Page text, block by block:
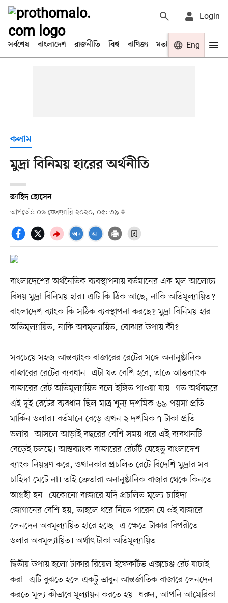
Login
সর্বশেষ বাংলাদেশ রাজনীতি বিশ্ব বাণিজ্য মতামত খেলা
Eng
কলাম
মুদ্রা বিনিময় হারের অর্থনীতি
জাহিদ হোসেন
আপডেট: ০৬ ফেব্রুয়ারি ২০২০, ০৫: ৩৯
বাংলাদেশের অর্থনৈতিক ব্যবস্থাপনায় বর্তমানের এক মূল আলোচ্য
বিষয় মুদ্রা বিনিময় হার। এটি কি ঠিক আছে, নাকি অতিমূল্যায়িত?
বাংলাদেশ ব্যাংক কি সঠিক ব্যবস্থাপনা করছে? মুদ্রা বিনিময় হার
অতিমূল্যায়িত, নাকি অবমূল্যায়িত, বোঝার উপায় কী?
সবচেয়ে সহজ আন্তব্যাংক বাজারের রেটের সঙ্গে অনানুষ্ঠানিক
বাজারের রেটের ব্যবধান। এটা যত বেশি হবে, তাতে আন্তব্যাংক
বাজারের রেট অতিমূল্যায়িত বলে ইঙ্গিত পাওয়া যায়। গত অর্থবছরে
এই দুই রেটের ব্যবধান ছিল মাত্র শূন্য দশমিক ৬৯ পয়সা প্রতি
মার্কিন ডলার। বর্তমানে বেড়ে এখন ২ দশমিক ৭ টাকা প্রতি
ডলার। আসলে আড়াই বছরের বেশি সময় ধরে এই ব্যবধানটি
বেড়েই চলছে। আন্তব্যাংক বাজারের রেটটি যেহেতু বাংলাদেশ
ব্যাংক নিয়ন্ত্রণ করে, ওখানকার প্রচলিত রেটে বিদেশি মুদ্রার সব
চাহিদা মেটে না। তাই ক্রেতারা অনানুষ্ঠানিক বাজার থেকে কিনতে
আগ্রহী হন। যেকোনো বাজারে যদি প্রচলিত মূল্যে চাহিদা
জোগানের বেশি হয়, তাহলে ধরে নিতে পারেন যে ওই বাজারে
লেনদেন অবমূল্যায়িত হারে হচ্ছে। এ ক্ষেত্রে টাকার বিপরীতে
ডলার অবমূল্যায়িত। অর্থাৎ টাকা অতিমূল্যায়িত।
দ্বিতীয় উপায় হলো টাকার রিয়েল ইফেকটিভ এক্সচেঞ্জ রেট যাচাই
করা। এটি বুঝতে হলে একটু ভাবুন আন্তর্জাতিক বাজারে লেনদেন
করতে মূল্য কীভাবে মূল্যায়ন করতে হয়। ধরুন, আপনি আমেরিকা